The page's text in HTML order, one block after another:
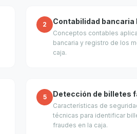
2 Contabilidad bancaria
Conceptos contables
bancaria y registro de los
caja.
5 Detección de billetes
Características de
técnicas para identificar
fraudes en la caja.